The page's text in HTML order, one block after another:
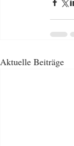
Aktuelle Beiträge